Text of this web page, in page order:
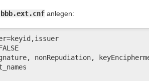
bbb.ext.cnf anlegen:
nonRepudiation,